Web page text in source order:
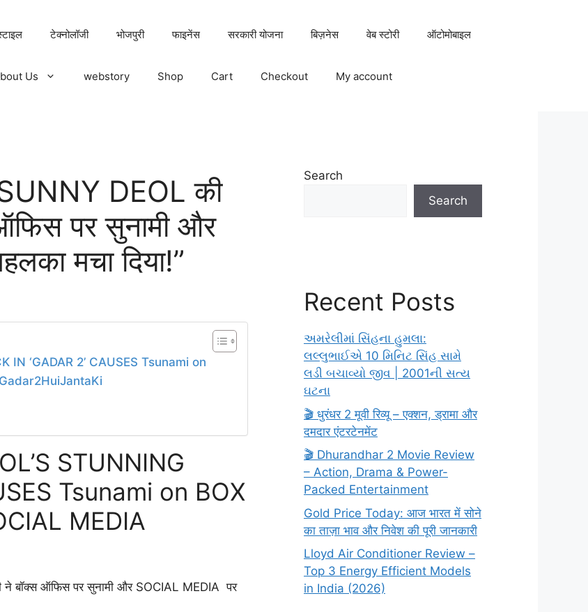
टेक्नोलॉजी भोजपुरी फाइनेंस सरकारी योजना बिज़नेस वेब स्टोरी ऑटोमोबाइल
Us webstory Shop Cart Checkout My account
DEOL की
पर सुनामी और
मचा दिया!”
IN ‘GADAR 2’ CAUSES Tsunami on
STUNNING
Tsunami on BOX
MEDIA
ने बॉक्स ऑफिस पर सुनामी और SOCIAL MEDIA पर
Search
Search
Recent Posts
અમરેલીમાં સિંહના હુમલા:
લલ્લુભાઈએ 10 મિનિટ સિંહ સામે
લડી બચાવ્યો જીવ | 2001ની સત્ય
ઘટના
🎬 धुरंधर 2 मूवी रिव्यू – एक्शन, ड्रामा और
दमदार एंटरटेनमेंट
🎬 Dhurandhar 2 Movie Review
– Action, Drama & Power-
Packed Entertainment
Gold Price Today: आज भारत में सोने
का ताज़ा भाव और निवेश की पूरी जानकारी
Lloyd Air Conditioner Review –
Top 3 Energy Efficient Models
in India (2026)